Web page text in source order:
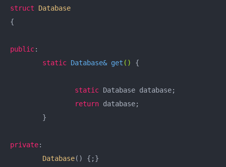
struct
Database
{
public:
static Database& get () {
static Database database;
return database;
private:
Database() {;}